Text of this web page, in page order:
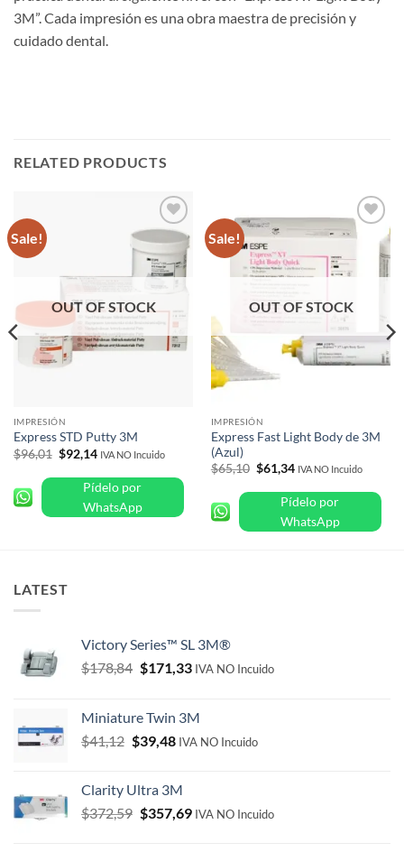
3M”. Cada impresión es una obra maestra de precisión y
cuidado dental.
RELATED PRODUCTS
Sale!
Añadir
lista de
deseos
OUT OF STOCK
IMPRESIÓN
Express STD Putty 3M
$96,01 Original
price
was:
$96,01.
$92,14Current
is:
$92,14.
IVA NO Incuido
Pídelo por
WhatsApp
Sale!
Añadir
lista de
deseos
OUT OF STOCK
IMPRESIÓN
Express Fast Light Body de 3M
(Azul)
$65,10 Original
price
was:
$65,10.
$61,34Current
is:
$61,34.
IVA NO Incuido
Pídelo por
WhatsApp
LATEST
Victory Series™ SL 3M®
$178,84 Original
$178,84.
$171,33Current
$171,33.
IVA NO Incuido
Miniature Twin 3M
$41,12 Original
$41,12.
$39,48Current
$39,48.
IVA NO Incuido
Clarity Ultra 3M
$372,59 Original
$357,69Current
IVA NO Incuido